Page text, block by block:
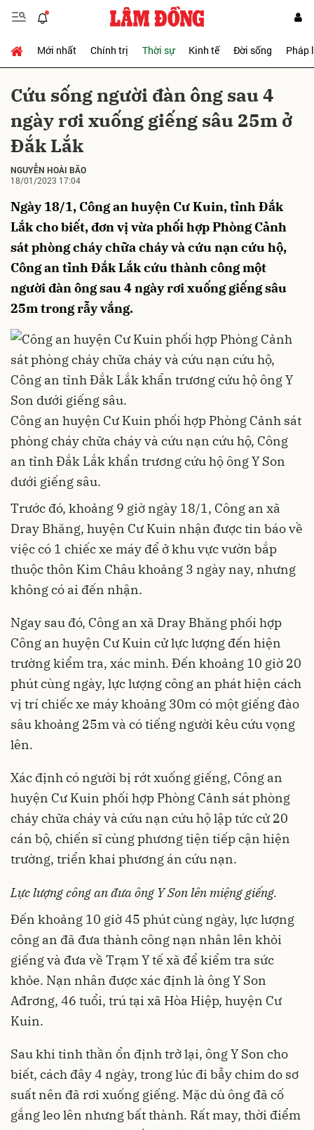
Mới nhất Chính trị Thời sự Kinh tế Đời sống Pháp
Cứu sống người đàn ông sau 4
ngày rơi xuống giếng sâu 25m ở
Đắk Lắk
NGUYỄN HOÀI BÃO
18/01/2023 17:04
Ngày 18/1, Công an huyện Cư Kuin, tỉnh Đắk
Lắk cho biết, đơn vị vừa phối hợp Phòng Cảnh
sát phòng cháy chữa cháy và cứu nạn cứu hộ,
Công an tỉnh Đắk Lắk cứu thành công một
người đàn ông sau 4 ngày rơi xuống giếng sâu
25m trong rẫy vắng.
Công an huyện Cư Kuin phối hợp Phòng Cảnh sát
phòng cháy chữa cháy và cứu nạn cứu hộ, Công
an tỉnh Đắk Lắk khẩn trương cứu hộ ông Y Son
dưới giếng sâu.
Trước đó, khoảng 9 giờ ngày 18/1, Công an xã
Dray Bhăng, huyện Cư Kuin nhận được tin báo về
việc có 1 chiếc xe máy để ở khu vực vườn bắp
thuộc thôn Kim Châu khoảng 3 ngày nay, nhưng
không có ai đến nhận.
Ngay sau đó, Công an xã Dray Bhăng phối hợp
Công an huyện Cư Kuin cử lực lượng đến hiện
trường kiểm tra, xác minh. Đến khoảng 10 giờ 20
phút cùng ngày, lực lượng công an phát hiện cách
vị trí chiếc xe máy khoảng 30m có một giếng đào
sâu khoảng 25m và có tiếng người kêu cứu vọng
lên.
Xác định có người bị rớt xuống giếng, Công an
huyện Cư Kuin phối hợp Phòng Cảnh sát phòng
cháy chữa cháy và cứu nạn cứu hộ lập tức cử 20
cán bộ, chiến sĩ cùng phương tiện tiếp cận hiện
trường, triển khai phương án cứu nạn.
Lực lượng công an đưa ông Y Son lên miệng giếng.
Đến khoảng 10 giờ 45 phút cùng ngày, lực lượng
công an đã đưa thành công nạn nhân lên khỏi
giếng và đưa về Trạm Y tế xã để kiểm tra sức
khỏe. Nạn nhân được xác định là ông Y Son
Ađrơng, 46 tuổi, trú tại xã Hòa Hiệp, huyện Cư
Kuin.
Sau khi tinh thần ổn định trở lại, ông Y Son cho
biết, cách đây 4 ngày, trong lúc đi bẫy chim do sơ
suất nên đã rơi xuống giếng. Mặc dù ông đã cố
gắng leo lên nhưng bất thành. Rất may, thời điểm
Gửi bình luận
Hủy Gửi